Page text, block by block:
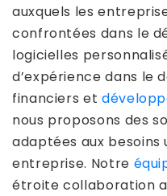
auxquels les
confrontées dans le
logicielles
d’expérience dans le
financiers et
nous proposons des
adaptées aux besoins
entreprise. Notre
étroite collaboration